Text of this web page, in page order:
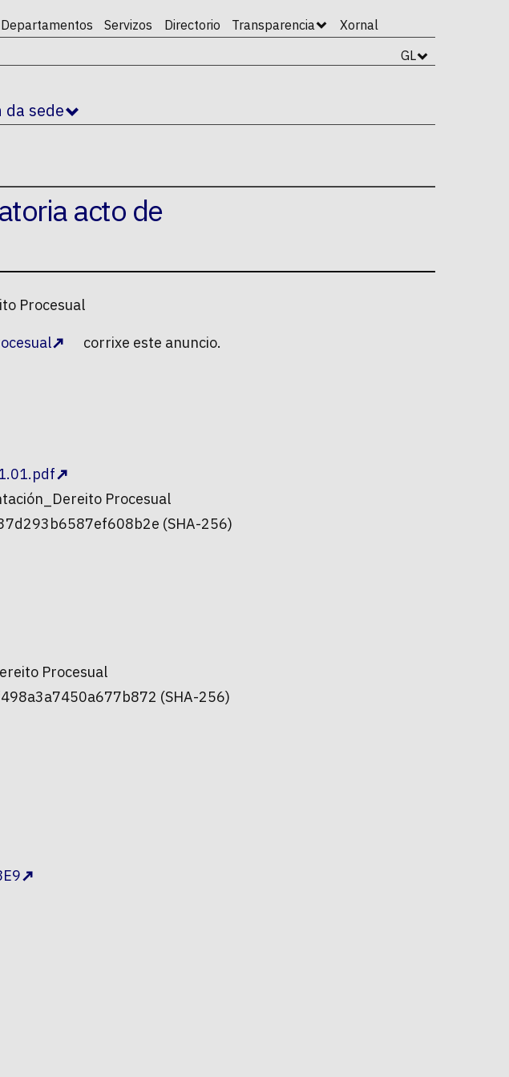
Departamentos Servizos Directorio Transparencia Xornal
sede
GL
acto de
Procesual
corrixe este anuncio.
Procesual
(SHA-256)
Procesual
(SHA-256)